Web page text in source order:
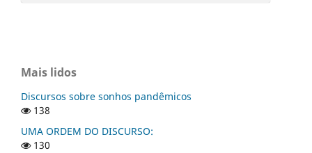
Mais lidos
Discursos sobre sonhos pandêmicos
138
UMA ORDEM DO DISCURSO:
130